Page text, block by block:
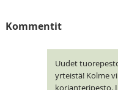
Kommentit
Uudet
yrteistä! Kolme
korianteripesto.